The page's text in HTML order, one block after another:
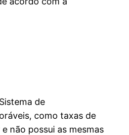
de
como taxas de
não possui as mesmas